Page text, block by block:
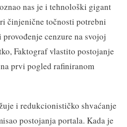
nas je i tehnološki gigant
činjenične točnosti potrebni
cenzure na svojoj
Faktograf vlastito postojanje
prvi pogled rafiniranom
i redukcionističko shvaćanje
postojanja portala. Kada je